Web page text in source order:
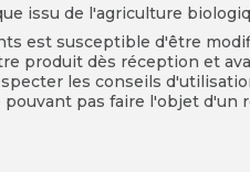
issu de l'agriculture
est susceptible d'être
produit dès réception et
les conseils
pas faire l'objet d'un